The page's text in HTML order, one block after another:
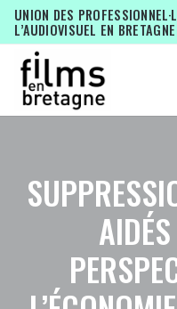
UNION DES
L’AUDIOVISUEL EN BRETAGNE